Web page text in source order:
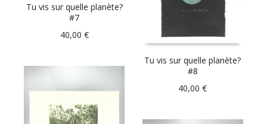
Tu vis sur quelle planète?
#7
40,00 €
Tu vis sur quelle planète?
#8
40,00€